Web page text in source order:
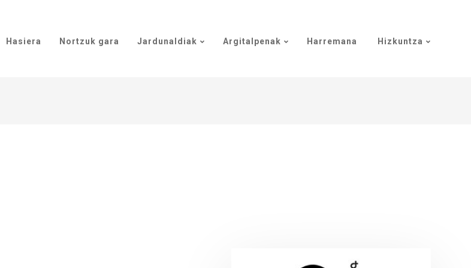
Hasiera Nortzuk gara Jardunaldiak Argitalpenak Harremana Hizkuntza